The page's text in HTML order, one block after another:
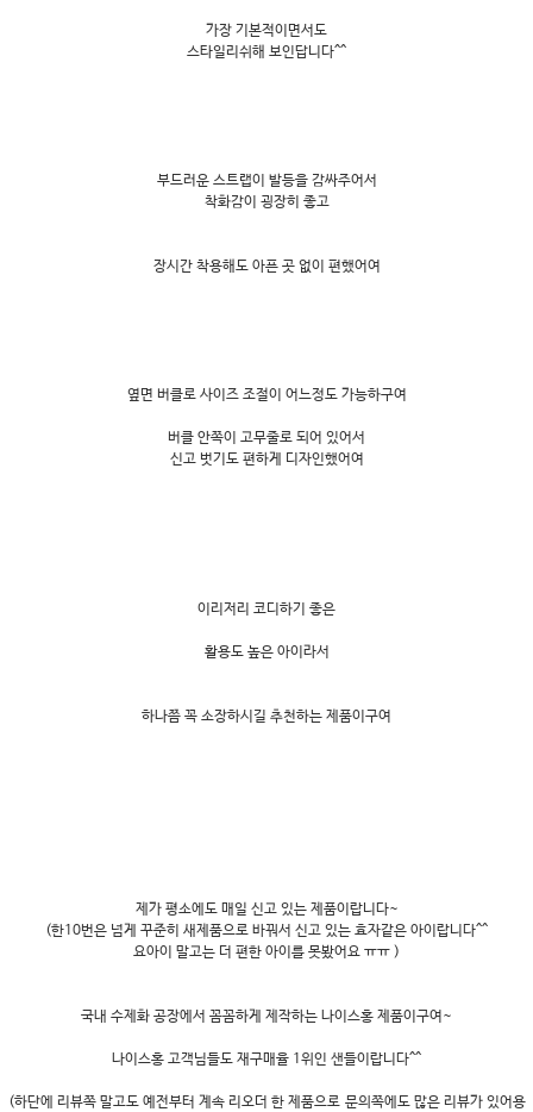
가장 기본적이면서도
스타일리쉬해 보인답니다^^
부드러운 스트랩이 발등을 감싸주어서
착화감이 굉장히 좋고
장시간 착용해도 아픈 곳 없이 편했어여
옆면 버클로 사이즈 조절이 어느정도 가능하구여
버클 안쪽이 고무줄로 되어 있어서
신고 벗기도 편하게 디자인했어여
이리저리 코디하기 좋은
활용도 높은 아이라서
하나쯤 꼭 소장하시길 추천하는 제품이구여
제가 평소에도 매일 신고 있는 제품이랍니다~
(한10번은 넘게 꾸준히 새제품으로 바꿔서 신고 있는 효자같은 아이랍니다^^
요아이 말고는 더 편한 아이를 못봤어요 ㅠㅠ )
국내 수제화 공장에서 꼼꼼하게 제작하는 나이스홍 제품이구여~
나이스홍 고객님들도 재구매율 1위인 샌들이랍니다^^
(하단에 리뷰쪽 말고도 예전부터 계속 리오더 한 제품으로 문의쪽에도 많은 리뷰가 있어용